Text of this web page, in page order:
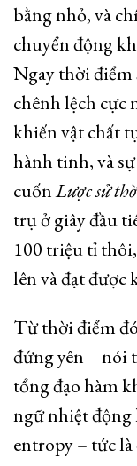
bằng nhỏ, và
chuyển động
Ngay thời điểm
chênh lệch cực
khiến vật chất
hành tinh, và
cuốnLược sử
trụ ở giây đầu
100 triệu tỉ
lên và đạt được
Từ thời điểm
đứng yên – nói
tổng đạo hàm
ngữ nhiệt động
entropy – tức